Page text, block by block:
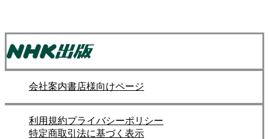
会社案内書店様向けページ
利用規約プライバシーポリシー
特定商取引法に基づく表示